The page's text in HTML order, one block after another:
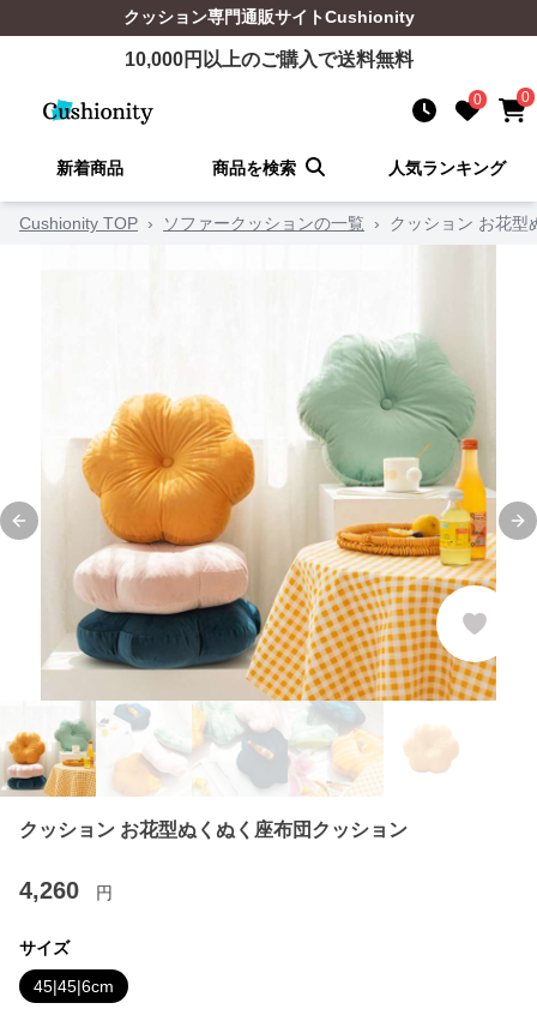
クッション専門通販サイトCushionity
10,000円以上のご購入で送料無料
0 0
新着商品 商品を検索 人気ランキング
Cushionity TOP › ソファークッションの一覧 › クッション お花型
Previous slide
クッション お花型ぬくぬく座布団クッション
4,260 円
サイズ
45|45|6cm